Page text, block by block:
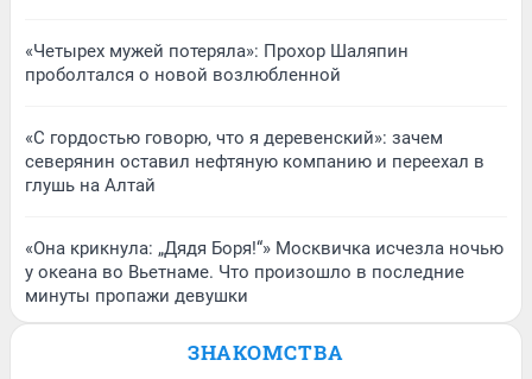
«Четырех мужей потеряла»: Прохор Шаляпин
проболтался о новой возлюбленной
«С гордостью говорю, что я деревенский»: зачем
северянин оставил нефтяную компанию и переехал в
глушь на Алтай
«Она крикнула: „Дядя Боря!“» Москвичка исчезла ночью
у океана во Вьетнаме. Что произошло в последние
минуты пропажи девушки
ЗНАКОМСТВА